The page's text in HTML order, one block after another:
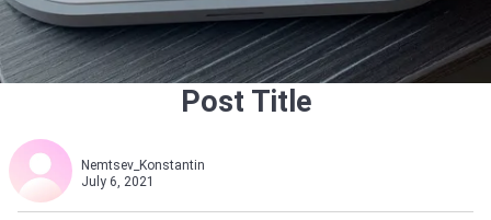
Post Title
Nemtsev_Konstantin
July 6, 2021